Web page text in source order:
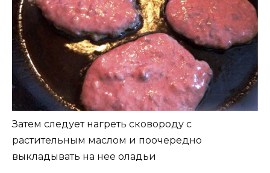
Затем следует нагреть сковороду с
растительным маслом и поочередно
выкладывать на нее оладьи